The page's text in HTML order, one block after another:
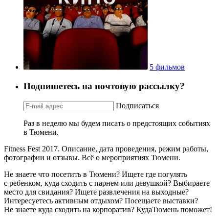
5 фильмов
Подпишетесь на почтовую рассылку?
Подписаться
Раз в неделю мы будем писать о предстоящих событиях
в Тюмени.
Fitness Fest 2017. Описание, дата проведения, режим работы,
фотографии и отзывы. Всё о мероприятиях Тюмени.
Не знаете что посетить в Тюмени? Ищете где погулять
с ребенком, куда сходить с парнем или девушкой? Выбираете
место для свидания? Ищете развлечения на выходные?
Интересуетесь активным отдыхом? Посещаете выставки?
Не знаете куда сходить на корпоратив? КудаТюмень поможет!